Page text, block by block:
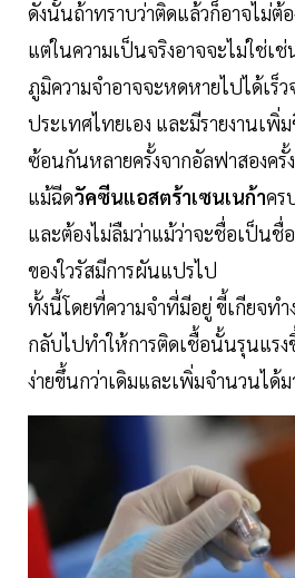
ดังนั้นถ้าทราบว่าติดแล้วก็อาจไม่ต้
แต่ในความเป็นจริงอาจจะไม่ใช่เ
ภูมิความจำอาจจะหดหายไปได้เร็
ประเทศไทยเอง และมีรายงานเพิ่
ซ้อนกันหลายครั้งจากอัลฟาสองครั้
แม้ฉีดวัคซีนแอสตร้าเซนเนก้าคร
และต้องไม่ลืมว่าแม้ว่าจะชื่อเป็นชื่
ของใวรัสมีการผันแปรไป
ทั้งนี้โดยที่ความจำที่มีอยู่ ขี้เกียจทำ
กลับไปทำให้การติดเชื้อนั้นรุนแร
ง่ายขึ้นกว่าเดิมและเพิ่มจำนวนได้ม